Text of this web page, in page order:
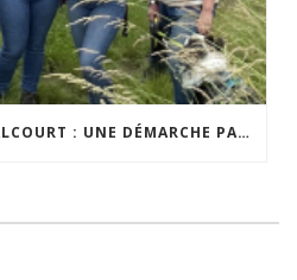
VISITE PARTAGÉE À WALCOURT : UNE DÉMARCHE PARTICIPATIVE ANIMÉE PAR ESPACE ENVIRONNEMENT